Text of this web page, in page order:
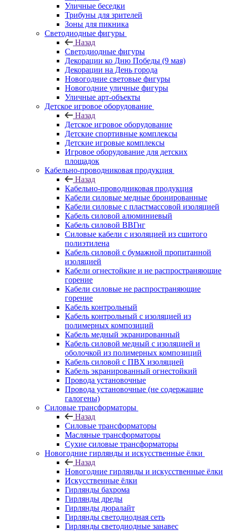
Уличные беседки
Трибуны для зрителей
Зоны для пикника
Светодиодные фигуры
Назад
Светодиодные фигуры
Декорации ко Дню Победы (9 мая)
Декорации на День города
Новогодние световые фигуры
Новогодние уличные фигуры
Уличные арт-объекты
Детское игровое оборудование
Назад
Детское игровое оборудование
Детские спортивные комплексы
Детские игровые комплексы
Игровое оборудование для детских
площадок
Кабельно-проводниковая продукция
Назад
Кабельно-проводниковая продукция
Кабели силовые медные бронированные
Кабели силовые с пластмассовой изоляцией
Кабель силовой алюминиевый
Кабель силовой ВВГнг
Силовые кабели с изоляцией из сшитого
полиэтилена
Кабель силовой с бумажной пропитанной
изоляцией
Кабели огнестойкие и не распространяющие
горение
Кабели силовые не распространяющие
горение
Кабель контрольный
Кабель контрольный с изоляцией из
полимерных композиций
Кабель медный экранированный
Кабель силовой медный с изоляцией и
оболочкой из полимерных композиций
Кабель силовой с ПВХ изоляцией
Кабель экранированный огнестойкий
Провода установочные
Провода установочные (не содержащие
галогены)
Силовые трансформаторы
Назад
Силовые трансформаторы
Масляные трансформаторы
Сухие силовые трансформаторы
Новогодние гирлянды и искусственные ёлки
Назад
Новогодние гирлянды и искусственные ёлки
Искусственные ёлки
Гирлянды бахрома
Гирлянды дреды
Гирлянды дюралайт
Гирлянды светодиодная сеть
Гирлянды светодиодные занавес